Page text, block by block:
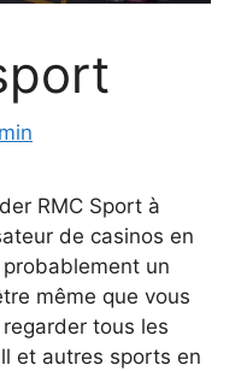
RMC Sport à
de casinos en
un
même que vous
tous les
et autres sports en